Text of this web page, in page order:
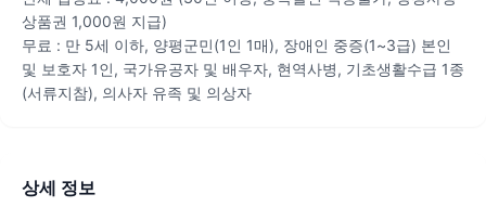
상품권 1,000원 지급)
무료 : 만 5세 이하, 양평군민(1인 1매), 장애인 중증(1~3급) 본인
및 보호자 1인, 국가유공자 및 배우자, 현역사병, 기초생활수급 1종
(서류지참), 의사자 유족 및 의상자
상세 정보